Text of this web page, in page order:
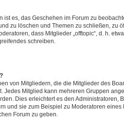
ist es, das Geschehen im Forum zu
zu löschen und Themen zu schließen, zu
dass Mitglieder „offtopic“, d. h.
schreiben.
von Mitgliedern, die die Mitglieder des
Jedes Mitglied kann mehreren Gruppen
Dies erleichtert es den Administratoren,
und sie zum Beispiel zu Moderatoren
Forum zu geben.